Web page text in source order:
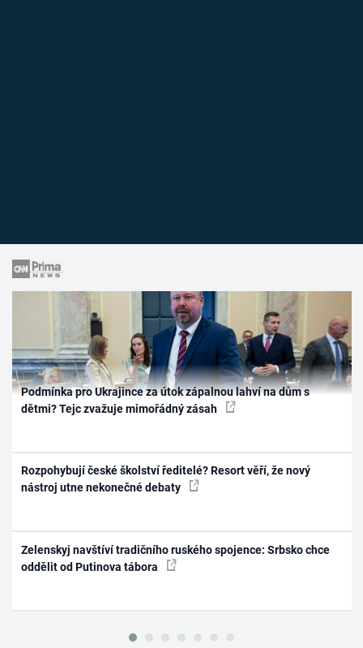
Podmínka pro Ukrajince za útok zápalnou lahví na dům s
dětmi? Tejc zvažuje mimořádný zásah
Rozpohybují české školství ředitelé? Resort věří, že nový
nástroj utne nekonečné debaty
Zelenskyj navštíví tradičního ruského spojence: Srbsko chce
oddělit od Putinova tábora